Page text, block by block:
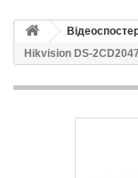
Hikvision DS-